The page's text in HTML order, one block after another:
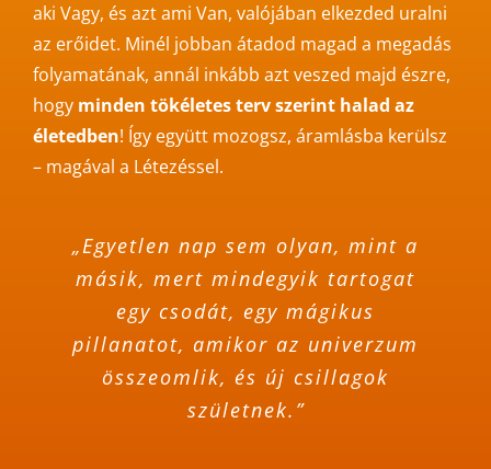
aki Vagy, és azt ami Van, valójában elkezded uralni
az erőidet. Minél jobban átadod magad a megadás
folyamatának, annál inkább azt veszed majd észre,
hogy minden tökéletes terv szerint halad az
életedben! Így együtt mozogsz, áramlásba kerülsz
– magával a Létezéssel.
„Egyetlen nap sem olyan, mint a
másik, mert mindegyik tartogat
egy csodát, egy mágikus
pillanatot, amikor az univerzum
összeomlik, és új csillagok
születnek.”